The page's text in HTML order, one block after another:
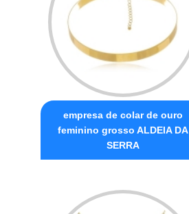
empresa de colar de ouro
feminino grosso ALDEIA DA
SERRA